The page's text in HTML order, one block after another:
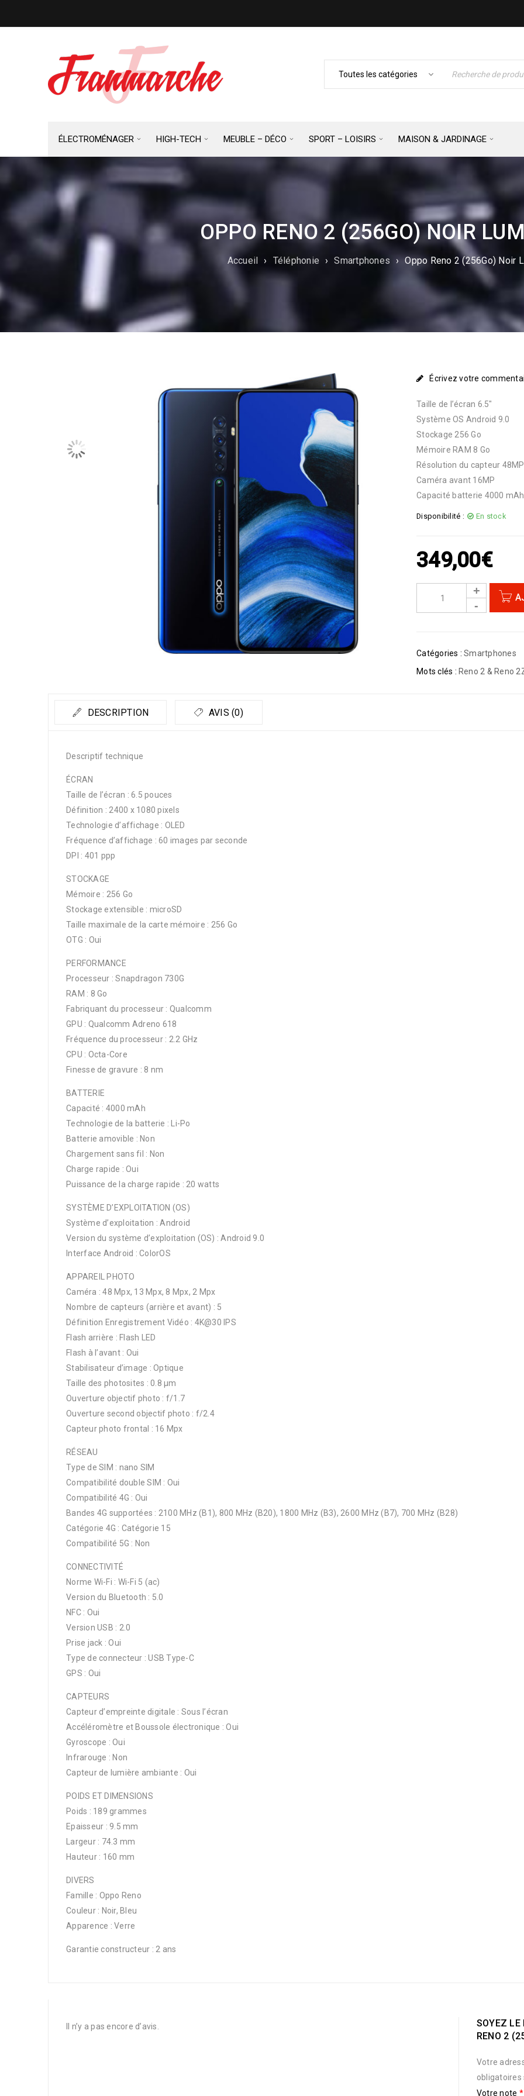
ÉLECTROMÉNAGER HIGH-TECH MEUBLE – DÉCO SPORT – LOISIRS MAISON & JARDINAGE
OPPO RENO 2 (256GO) NOIR
Accueil › Téléphonie › Smartphones › Oppo Reno 2 (256Go) Noir
Écrivez votre
Taille de l’écran 6.5″
Système OS Android 9.0
Stockage 256 Go
Mémoire RAM 8 Go
Résolution du capteur 48MP
Caméra avant 16MP
Capacité batterie 4000 mAh
Disponibilité : En stock
349,00€
Catégories : Smartphones
Mots clés : Reno 2 & Reno
DESCRIPTION AVIS (0)
Descriptif technique
ÉCRAN
Taille de l’écran : 6.5 pouces
Définition : 2400 x 1080 pixels
Technologie d’affichage : OLED
Fréquence d’affichage : 60 images par seconde
DPI : 401 ppp
STOCKAGE
Mémoire : 256 Go
Stockage extensible : microSD
Taille maximale de la carte mémoire : 256 Go
OTG : Oui
PERFORMANCE
Processeur : Snapdragon 730G
RAM : 8 Go
Fabriquant du processeur : Qualcomm
GPU : Qualcomm Adreno 618
Fréquence du processeur : 2.2 GHz
CPU : Octa-Core
Finesse de gravure : 8 nm
BATTERIE
Capacité : 4000 mAh
Technologie de la batterie : Li-Po
Batterie amovible : Non
Chargement sans fil : Non
Charge rapide : Oui
Puissance de la charge rapide : 20 watts
SYSTÈME D’EXPLOITATION (OS)
Système d’exploitation : Android
Version du système d’exploitation (OS) : Android 9.0
Interface Android : ColorOS
APPAREIL PHOTO
Caméra : 48 Mpx, 13 Mpx, 8 Mpx, 2 Mpx
Nombre de capteurs (arrière et avant) : 5
Définition Enregistrement Vidéo : 4K@30 IPS
Flash arrière : Flash LED
Flash à l’avant : Oui
Stabilisateur d’image : Optique
Taille des photosites : 0.8 μm
Ouverture objectif photo : f/1.7
Ouverture second objectif photo : f/2.4
Capteur photo frontal : 16 Mpx
RÉSEAU
Type de SIM : nano SIM
Compatibilité double SIM : Oui
Compatibilité 4G : Oui
Bandes 4G supportées : 2100 MHz (B1), 800 MHz (B20), 1800 MHz (B3), 2600 MHz (B7), 700 MHz (B28)
Catégorie 4G : Catégorie 15
Compatibilité 5G : Non
CONNECTIVITÉ
Norme Wi-Fi : Wi-Fi 5 (ac)
Version du Bluetooth : 5.0
NFC : Oui
Version USB : 2.0
Prise jack : Oui
Type de connecteur : USB Type-C
GPS : Oui
CAPTEURS
Capteur d’empreinte digitale : Sous l’écran
Accéléromètre et Boussole électronique : Oui
Gyroscope : Oui
Infrarouge : Non
Capteur de lumière ambiante : Oui
POIDS ET DIMENSIONS
Poids : 189 grammes
Epaisseur : 9.5 mm
Largeur : 74.3 mm
Hauteur : 160 mm
DIVERS
Famille : Oppo Reno
Couleur : Noir, Bleu
Apparence : Verre
Garantie constructeur : 2 ans
Il n’y a pas encore d’avis.
SOYEZ LE
RENO 2
Votre
obligatoires
Votre note *